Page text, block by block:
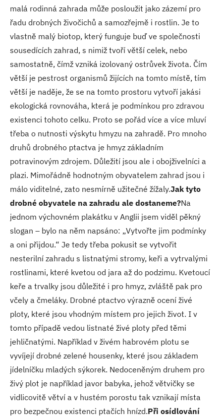
malá rodinná zahrada může posloužit jako zázemí pro
řadu drobných živočichů a samozřejmě i rostlin. Je to
vlastně malý biotop, který funguje buď ve společnosti
sousedících zahrad, s nimiž tvoří větší celek, nebo
samostatně, čímž vzniká izolovaný ostrůvek života. Čím
větší je pestrost organismů žijících na tomto místě, tím
větší je naděje, že se na tomto prostoru vytvoří jakási
ekologická rovnováha, která je podmínkou pro zdravou
existenci tohoto celku. Proto se pořád více a více mluví
třeba o nutnosti výskytu hmyzu na zahradě. Pro mnoho
druhů drobného ptactva je hmyz základním
potravinovým zdrojem. Důležití jsou ale i obojživelníci a
plazi. Mimořádně hodnotným obyvatelem zahrad jsou i
málo viditelné, zato nesmírně užitečné žížaly.Jak tyto
drobné obyvatele na zahradu ale dostaneme?Na
jednom výchovném plakátku v Anglii jsem viděl pěkný
slogan – bylo na něm napsáno: „Vytvořte jim podmínky
a oni přijdou.“ Je tedy třeba pokusit se vytvořit
nesterilní zahradu s listnatými stromy, keři a vytrvalými
rostlinami, které kvetou od jara až do podzimu. Kvetoucí
keře a trvalky jsou důležité i pro hmyz, zvláště pak pro
včely a čmeláky. Drobné ptactvo výrazně ocení živé
ploty, které jsou vhodným místem pro jejich život. I v
tomto případě vedou listnaté živé ploty před těmi
jehličnatými. Například v živém habrovém plotu se
vyvíjejí drobné zelené housenky, které jsou základem
jídelníčku mladých sýkorek. Nedoceněným druhem pro
živý plot je například javor babyka, jehož větvičky se
vidlicovitě větví a v hustém porostu tak vznikají místa
pro bezpečnou existenci ptačích hnízd.Při osídlování